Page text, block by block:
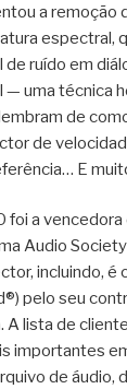
a remoção
espectral,
ruído em
uma técnica
de
de
E
foi a
Audio
incluindo, é
pelo seu
lista de
importantes
de áudio,